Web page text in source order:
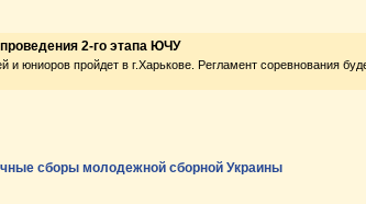
2-го этапа ЮЧУ
юниоров пройдет в г.Харькове. Регламент соревнования
сборы молодежной сборной Украины